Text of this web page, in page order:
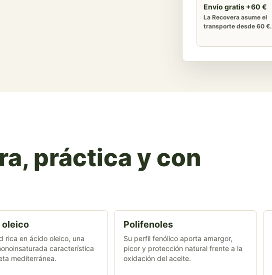
Envío gratis +60 €
La Recovera asume el
transporte desde 60 €.
práctica y con
oleico
rica en ácido oleico, una
característica
mediterránea.
Polifenoles
Su perfil fenólico aporta amargor,
picor y protección natural frente a la
oxidación del aceite.